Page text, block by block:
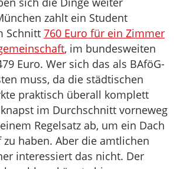
zahlt ein Student
Schnitt 760 Euro für ein Zimmer
, im bundesweiten
Euro. Wer sich das als BAföG-
muss, da die städtischen
praktisch überall komplett
im Durchschnitt vorneweg
Regelsatz ab, um ein Dach
haben. Aber die amtlichen
interessiert das nicht. Der